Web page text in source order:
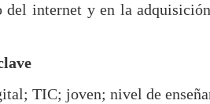
del internet y en la
TIC; joven; nivel de